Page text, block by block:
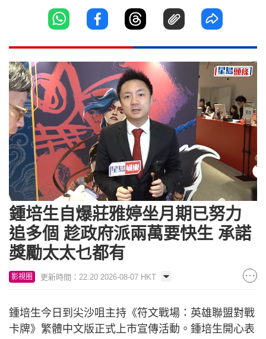
Unmute Loaded:
11.03%
鍾培生自爆莊雅婷坐月期已努力
追多個 趁政府派兩萬要快生 承諾
獎勵太太乜都有
影視圈 更新時間：22:20 2026-08-07 HKT
鍾培生今日到尖沙咀主持《符文戰場：英雄聯盟對戰
卡牌》繁體中文版正式上市宣傳活動。鍾培生開心表